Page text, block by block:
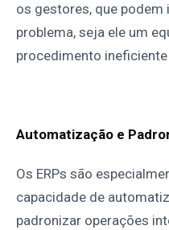
os gestores, que podem
problema, seja ele um
procedimento
Automatização e
Os ERPs são
capacidade de
padronizar operações